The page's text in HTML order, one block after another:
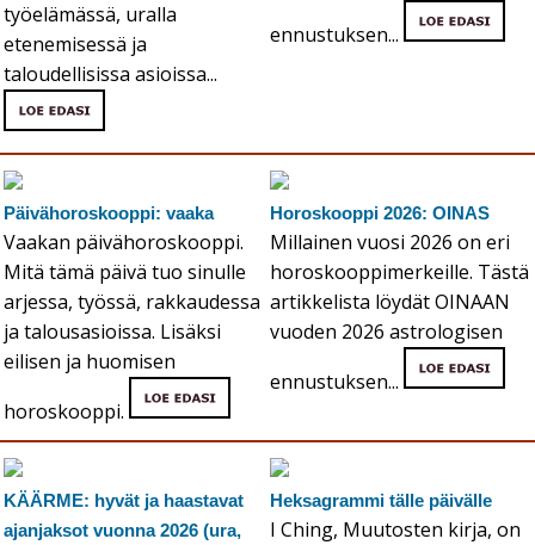
työelämässä, uralla
etenemisessä ja
taloudellisissa asioissa...
ennustuksen...
Päivähoroskooppi: vaaka
Vaakan päivähoroskooppi.
Mitä tämä päivä tuo sinulle
arjessa, työssä, rakkaudessa
ja talousasioissa. Lisäksi
eilisen ja huomisen
horoskooppi.
Horoskooppi 2026: OINAS
Millainen vuosi 2026 on eri
horoskooppimerkeille. Tästä
artikkelista löydät OINAAN
vuoden 2026 astrologisen
ennustuksen...
KÄÄRME: hyvät ja haastavat
ajanjaksot vuonna 2026 (ura,
Heksagrammi tälle päivälle
I Ching, Muutosten kirja, on